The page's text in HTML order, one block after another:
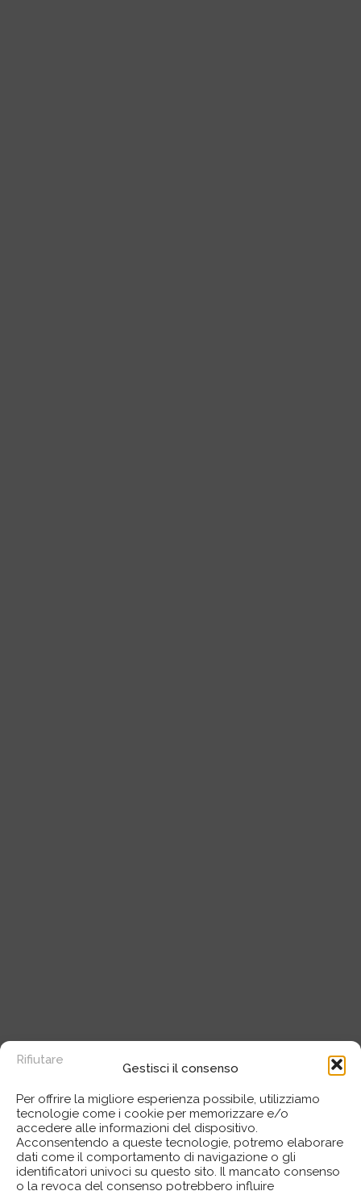
Gestisci il consenso
Per offrire la migliore esperienza possibile, utilizziamo
tecnologie come i cookie per memorizzare e/o
accedere alle informazioni del dispositivo.
Acconsentendo a queste tecnologie, potremo elaborare
dati come il comportamento di navigazione o gli
identificatori univoci su questo sito. Il mancato consenso
o la revoca del consenso potrebbero influire
Rifiutare